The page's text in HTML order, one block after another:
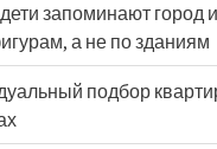
запоминают город
а не по зданиям
подбор